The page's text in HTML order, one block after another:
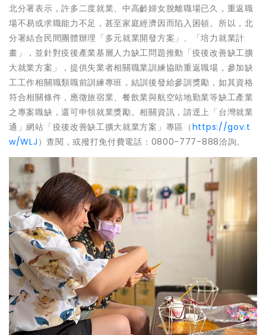
北分署表示，許多二度就業、中高齡婦女脫離職場已久，重返職
場不易或求職能力不足，甚至家庭經濟因而陷入困頓。所以，北
分署結合民間團體辦理「多元就業開發方案」、「培力就業計
畫」，並針對疫後產業基層人力缺工問題推動「疫後改善缺工擴
大就業方案」，提供失業者相關職業訓練協助重返職場，參加缺
工工作相關職類職前訓練專班，結訓後發給參訓獎勵，如其資格
符合相關條件，應徵旅宿業、餐飲業與航空站地勤業等缺工產業
之專案職缺，還可申領就業獎勵。相關資訊，請逕上「台灣就業
通」網站「疫後改善缺工擴大就業方案」專區（https://gov.t
w/WLJ ）查閱，或撥打免付費電話：0800-777-888洽詢。